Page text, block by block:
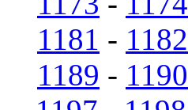
1181 - 1182
1189 - 1190